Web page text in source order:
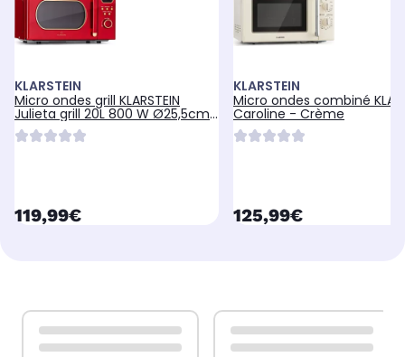
KLARSTEIN
Micro ondes grill KLARSTEIN
Julieta grill 20L 800 W Ø25,5cm
Rouge
currentPrice
119,99€
KLARSTEIN
Micro ondes combiné
Caroline - Crème
currentPrice
125,99€